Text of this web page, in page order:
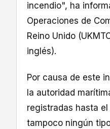
incendio", ha
Operaciones de
Reino Unido
inglés).
Por causa de este
la autoridad
registradas hasta
tampoco ningún